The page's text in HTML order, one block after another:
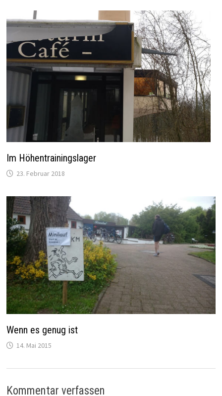
Im Höhentrainingslager
23. Februar 2018
Wenn es genug ist
14. Mai 2015
Kommentar verfassen